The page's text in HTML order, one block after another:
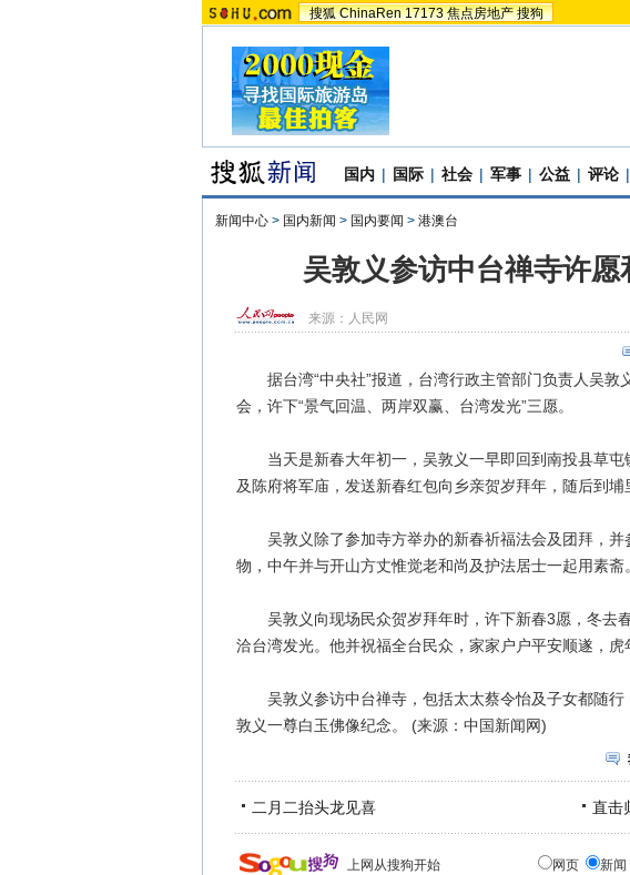
搜狐 ChinaRen 17173 焦点房地产 搜狗
国内 | 国际 | 社会 | 军事 | 公益 | 评论 |
新闻中心 > 国内新闻 > 国内要闻 > 港澳台
吴敦义参访中台禅寺许
来源： 人民网
据台湾“中央社”报道，台湾行政主管部门负责人吴敦
会，许下“景气回温、两岸双赢、台湾发光”三愿。
当天是新春大年初一，吴敦义一早即回到南投县草屯
及陈府将军庙，发送新春红包向乡亲贺岁拜年，随后到埔
吴敦义除了参加寺方举办的新春祈福法会及团拜，并
物，中午并与开山方丈惟觉老和尚及护法居士一起用素斋。
吴敦义向现场民众贺岁拜年时，许下新春3愿，冬去
洽台湾发光。他并祝福全台民众，家家户户平安顺遂，虎
吴敦义参访中台禅寺，包括太太蔡令怡及子女都随行
敦义一尊白玉佛像纪念。 (来源：中国新闻网)
二月二抬头龙见喜 直击
上网从搜狗开始 网页 新闻